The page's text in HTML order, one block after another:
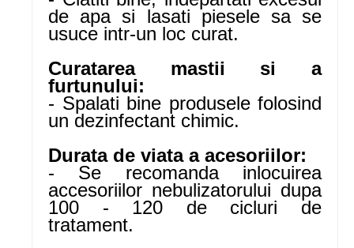
de apa si lasati piesele sa se
usuce intr-un loc curat.
Curatarea mastii si a
furtunului:
- Spalati bine produsele folosind
un dezinfectant chimic.
Durata de viata a acesoriilor:
- Se recomanda inlocuirea
accesoriilor nebulizatorului dupa
100 - 120 de cicluri de
tratament.